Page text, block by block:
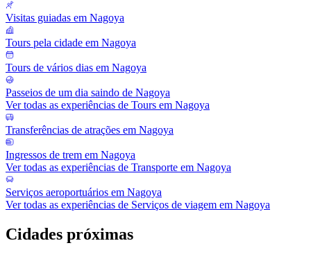
Visitas guiadas em Nagoya
Tours pela cidade em Nagoya
Tours de vários dias em Nagoya
Passeios de um dia saindo de Nagoya
Ver todas as experiências de Tours em Nagoya
Transferências de atrações em Nagoya
Ingressos de trem em Nagoya
Ver todas as experiências de Transporte em Nagoya
Serviços aeroportuários em Nagoya
Ver todas as experiências de Serviços de viagem em Nagoya
Cidades próximas